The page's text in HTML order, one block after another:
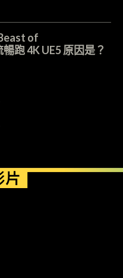
of
跑 4K UE5 原因是？
片